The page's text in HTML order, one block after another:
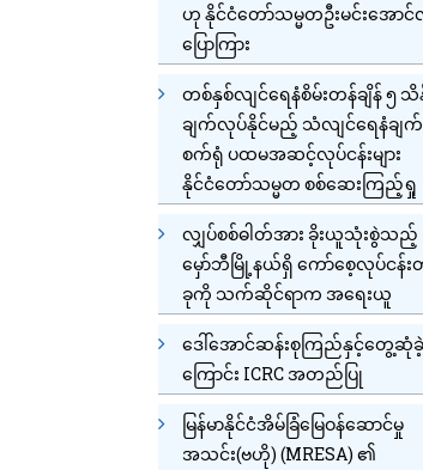
ဟု နိုင်ငံတော်သမ္မတဦးမင်းအော
ပြောကြား
တစ်နှစ်လျင်ရေနံစိမ်းတန်ချိန် ၅ သိ
ချက်လုပ်နိုင်မည့် သံလျင်ရေနံချက်
စက်ရုံ ပထမအဆင့်လုပ်ငန်းများ
နိုင်ငံတော်သမ္မတ စစ်ဆေးကြည့်ရှု
လျှပ်စစ်ဓါတ်အား ခိုးယူသုံးစွဲသည့်
မှော်ဘီမြို့နယ်ရှိ ကော်စေ့လုပ်ငန်း
ခုကို သက်ဆိုင်ရာက အရေးယူ
ဒေါ်အောင်ဆန်းစုကြည်နှင့်တွေ့ဆုံခဲ့
ကြောင်း ICRC အတည်ပြု
မြန်မာနိုင်ငံအိမ်ခြံမြေဝန်ဆောင်မှု
အသင်း(ဗဟို) (MRESA) ၏